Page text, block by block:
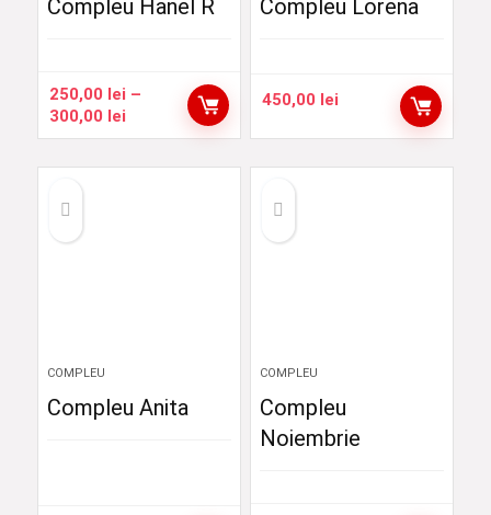
Compleu Hanel R
250,00 lei –
300,00 leiInterval
de
Compleu Lorena
450,00 lei
COMPLEU
Compleu Anita
COMPLEU
Compleu
Noiembrie